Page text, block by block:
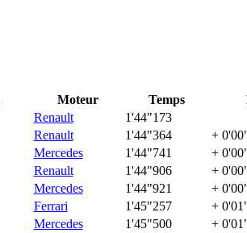
Moteur Temps
Renault 1'44"173
Renault 1'44"364 +
Mercedes 1'44"741 +
Renault 1'44"906 +
Mercedes 1'44"921 +
Ferrari 1'45"257 +
Mercedes 1'45"500 +